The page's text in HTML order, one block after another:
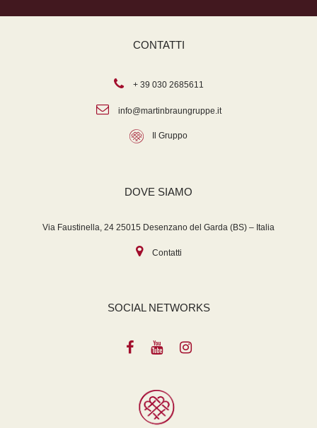
CONTATTI
+ 39 030 2685611
info@martinbraungruppe.it
Il Gruppo
DOVE SIAMO
Via Faustinella, 24 25015 Desenzano del Garda (BS) – Italia
Contatti
SOCIAL NETWORKS